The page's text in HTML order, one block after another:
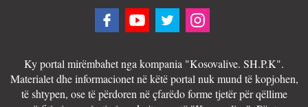
Ky portal mirëmbahet nga kompania "Kosovalive. SH.P.K".
Materialet dhe informacionet në këtë portal nuk mund të kopjohen,
të shtypen, ose të përdoren në çfarëdo forme tjetër për qëllime